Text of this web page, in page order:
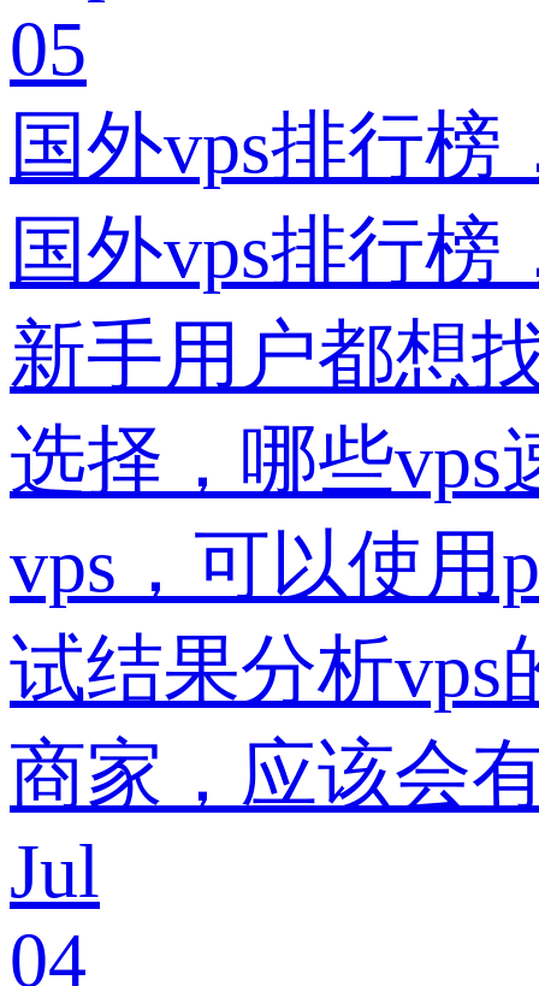
05
国外vps排行榜
国外vps排行
新手用户都想
选择，哪些
vps，可以使用
试结果分析vps
商家，应该会
Jul
04